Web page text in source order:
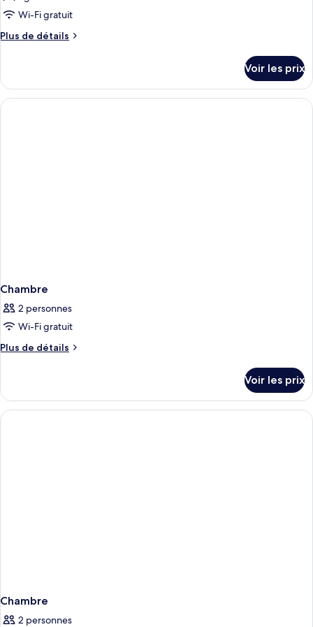
lit
type
chambre :
Wi-Fi gratuit
Plus de détails
Plus
le
type
de
Voir les prix
Chambre
2 personnes
Wi-Fi gratuit
Plus de détails
Plus
le
type
de
Voir les prix
Chambre
2 personnes